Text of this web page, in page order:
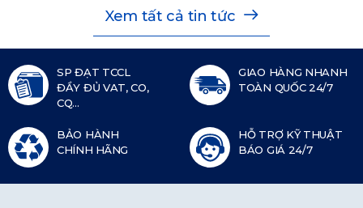
Xem tất cả tin tức
SP ĐẠT TCCL
ĐẦY ĐỦ VAT, CO,
CQ...
GIAO HÀNG NHANH
TOÀN QUỐC 24/7
BẢO HÀNH
CHÍNH HÃNG
HỖ TRỢ KỸ THUẬT
BÁO GIÁ 24/7